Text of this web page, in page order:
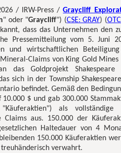
/ IRW-Press /Graycliff
" oder "Graycliff") (CSE: GRAY) (
dass das Unternehmen den
Pressemitteilung vom 5. Juni
und wirtschaftlichen
Claims von King Gold Mines
das Goldprojekt Shakespeare
sich in der Township
befindet. Gemäß den
$ und gab 300.000
als vollständige
aus. 150.000 der
Haltedauer von 4
150.000 Käuferaktien
verwahrt.